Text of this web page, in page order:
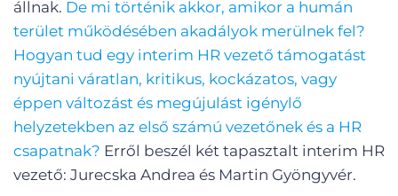
állnak. De mi történik akkor, amikor a humán
terület működésében akadályok merülnek fel?
Hogyan tud egy interim HR vezető támogatást
nyújtani váratlan, kritikus, kockázatos, vagy
éppen változást és megújulást igénylő
helyzetekben az első számú vezetőnek és a HR
csapatnak? Erről beszél két tapasztalt interim HR
vezető: Jurecska Andrea és Martin Gyöngyvér.